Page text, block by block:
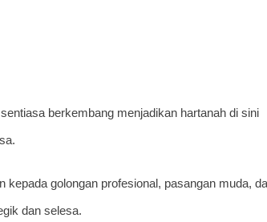
berkembang menjadikan hartanah di sini
golongan profesional, pasangan muda,
dan selesa.